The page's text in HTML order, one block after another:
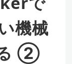
機械
る ②